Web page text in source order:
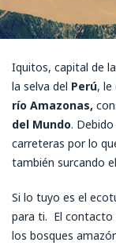
Iquitos, capital de
la selva del Perú, le
río Amazonas,
del Mundo.
carreteras por lo
también surcando
Si lo tuyo es el
para ti. El contacto
los bosques